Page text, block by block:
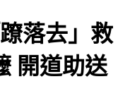
落去」救
開道助送